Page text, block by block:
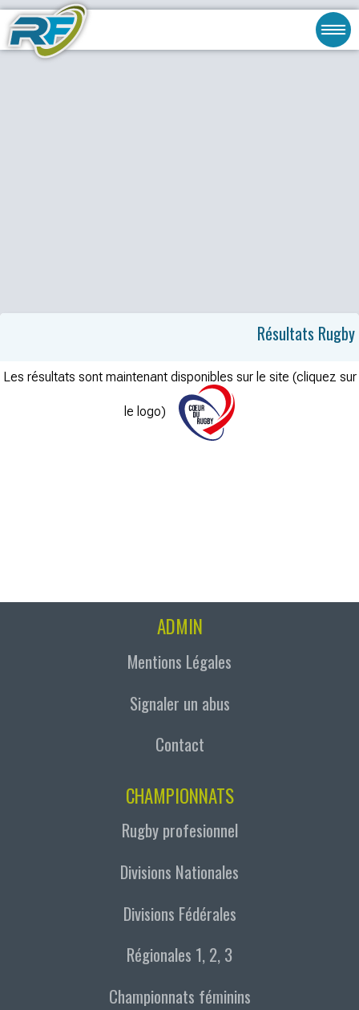
Résultats Rugby
Les résultats sont maintenant disponibles sur le site (cliquez sur
le logo)
ADMIN
Mentions Légales
Signaler un abus
Contact
CHAMPIONNATS
Rugby profesionnel
Divisions Nationales
Divisions Fédérales
Régionales 1, 2, 3
Championnats féminins